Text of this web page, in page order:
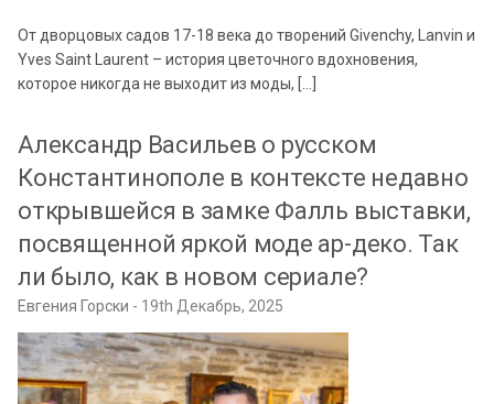
От дворцовых садов 17-18 века до творений Givenchy, Lanvin и
Yves Saint Laurent – история цветочного вдохновения,
которое никогда не выходит из моды, […]
Александр Васильев о русском
Константинополе в контексте недавно
открывшейся в замке Фалль выставки,
посвященной яркой моде ар-деко. Так
ли было, как в новом сериале?
Евгения Горски 19th Декабрь, 2025